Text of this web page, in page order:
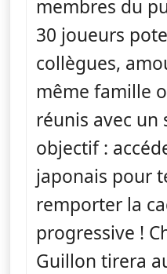
membres du
30 joueurs
collègues,
même famille
réunis avec un
objectif :
japonais pour
remporter la
progressive !
Guillon tirera